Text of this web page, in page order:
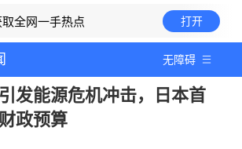
取全网一手热点 打开
无障碍
发能源危机冲击，日本首
政预算